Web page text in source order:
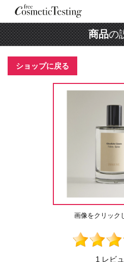
商品の
ショップに戻る
画像をクリック
1 レビ